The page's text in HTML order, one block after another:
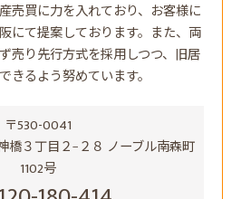
売買に力を入れており、お客様に
にて提案しております。また、両
売り先行方式を採用しつつ、旧居
きるよう努めています。
〒530-0041
橋３丁目２−２８ ノーブル南森町
1102号